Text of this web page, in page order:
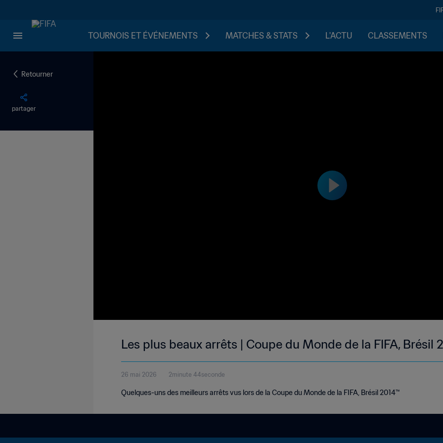
TOURNOIS ET ÉVÉNEMENTS MATCHES & STATS L'ACTU CLASSEMENTS
Retourner
partager
Les plus beaux arrêts | Coupe du Monde de la FIFA, Brésil
26 mai 2026 2minute 44seconde
Quelques-uns des meilleurs arrêts vus lors de la Coupe du Monde de la FIFA, Brésil 2014™